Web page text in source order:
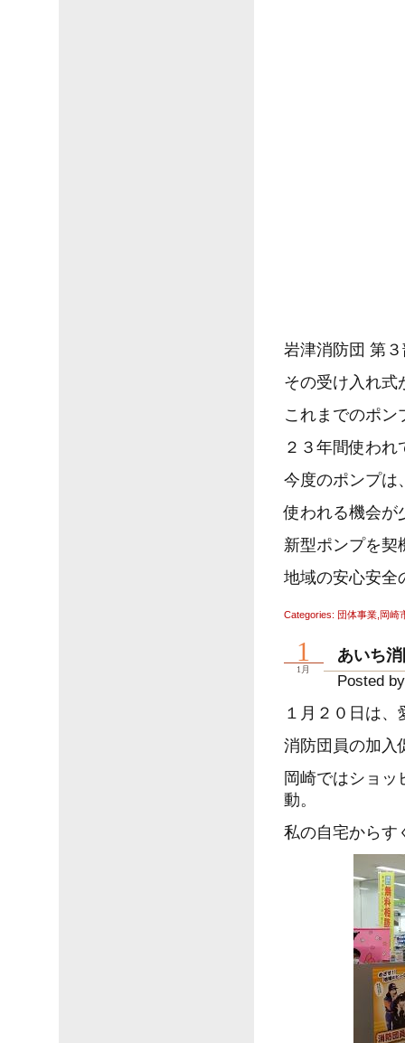
岩津消防団 第
その受け入れ式
これまでのポン
２３年間使われ
今度のポンプは
使われる機会が
新型ポンプを契
地域の安心安全
Categories: 団体事業, 岡崎
あいち
Posted
１月２０日は
消防団員の加入
岡崎ではショ
動。
私の自宅からす
1
1月